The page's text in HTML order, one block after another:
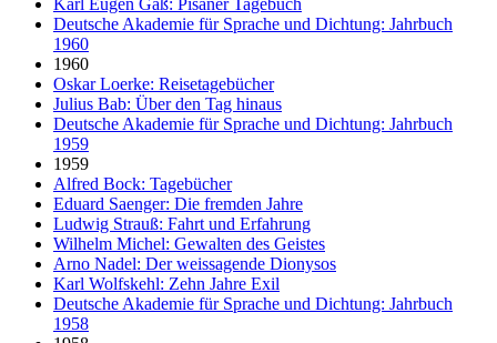
Deutsche Akademie für Sprache und Dichtung: Jahrbuch
1960
1960
Oskar Loerke: Reisetagebücher
Julius Bab: Über den Tag hinaus
Deutsche Akademie für Sprache und Dichtung: Jahrbuch
1959
1959
Alfred Bock: Tagebücher
Eduard Saenger: Die fremden Jahre
Ludwig Strauß: Fahrt und Erfahrung
Wilhelm Michel: Gewalten des Geistes
Arno Nadel: Der weissagende Dionysos
Karl Wolfskehl: Zehn Jahre Exil
Deutsche Akademie für Sprache und Dichtung: Jahrbuch
1958